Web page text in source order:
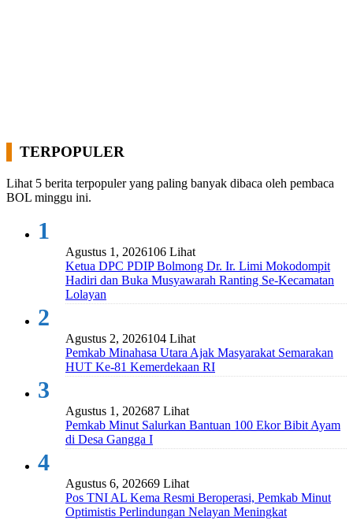
TERPOPULER
Lihat 5 berita terpopuler yang paling banyak dibaca oleh pembaca
BOL minggu ini.
1
Agustus 1, 2026106 Lihat
Ketua DPC PDIP Bolmong Dr. Ir. Limi Mokodompit
Hadiri dan Buka Musyawarah Ranting Se-Kecamatan
Lolayan
2
Agustus 2, 2026104 Lihat
Pemkab Minahasa Utara Ajak Masyarakat Semarakan
HUT Ke-81 Kemerdekaan RI
3
Agustus 1, 202687 Lihat
Pemkab Minut Salurkan Bantuan 100 Ekor Bibit Ayam
di Desa Gangga I
4
Agustus 6, 202669 Lihat
Pos TNI AL Kema Resmi Beroperasi, Pemkab Minut
Optimistis Perlindungan Nelayan Meningkat